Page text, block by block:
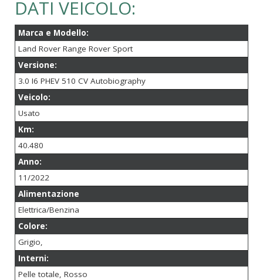
DATI VEICOLO:
Marca e Modello:
Land Rover Range Rover Sport
Versione:
3.0 I6 PHEV 510 CV Autobiography
Veicolo:
Usato
Km:
40.480
Anno:
11/2022
Alimentazione
Elettrica/Benzina
Colore:
Grigio,
Interni:
Pelle totale, Rosso